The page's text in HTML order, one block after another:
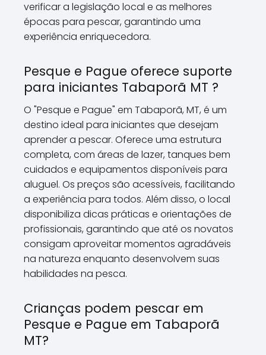
verificar a legislação local e as melhores
épocas para pescar, garantindo uma
experiência enriquecedora.
Pesque e Pague oferece suporte
para iniciantes Tabaporã MT ?
O "Pesque e Pague" em Tabaporã, MT, é um
destino ideal para iniciantes que desejam
aprender a pescar. Oferece uma estrutura
completa, com áreas de lazer, tanques bem
cuidados e equipamentos disponíveis para
aluguel. Os preços são acessíveis, facilitando
a experiência para todos. Além disso, o local
disponibiliza dicas práticas e orientações de
profissionais, garantindo que até os novatos
consigam aproveitar momentos agradáveis
na natureza enquanto desenvolvem suas
habilidades na pesca.
Crianças podem pescar em
Pesque e Pague em Tabaporã
MT?